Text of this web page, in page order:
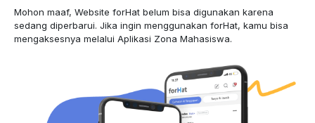
Mohon maaf, Website forHat belum bisa digunakan karena
sedang diperbarui. Jika ingin menggunakan forHat, kamu bisa
mengaksesnya melalui Aplikasi Zona Mahasiswa.